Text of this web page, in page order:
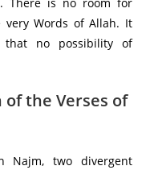
Words of Allah. It
no possibility of
the Verses of
Najm, two divergent